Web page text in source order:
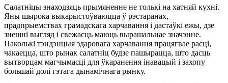
Салатніцы знаходзяць прымяненне не толькі на хатняй кухні.
Яны шырока выкарыстоўваюцца ў рэстаранах,
прадпрыемствах грамадскага харчавання і дастаўкі ежы, дзе
знешні выгляд і свежасць маюць вырашальнае значэнне.
Паколькі тэндэнцыя здаровага харчавання працягвае расці,
чакаецца, што рынак салатніц будзе пашырацца, што дасць
вытворцам магчымасці для ўкаранення інавацый і захопу
большай долі гэтага дынамічнага рынку.